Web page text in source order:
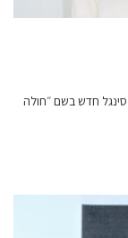
חדש בשם ״חולה